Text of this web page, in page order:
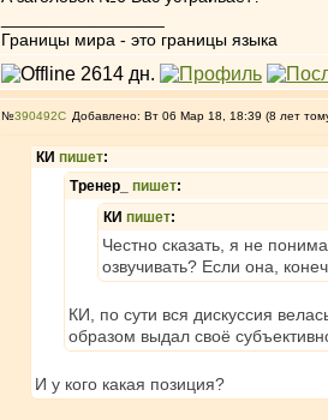
Границы мира - это границы языка
№390492 Добавлено: Вт 06 Мар 18, 18:39 (8 лет
КИ пишет:
Тренер_ пишет:
КИ пишет:
Честно сказать, я не
озвучивать? Если она,
КИ, по сути вся дискуссия
образом выдал своё
И у кого какая позиция?